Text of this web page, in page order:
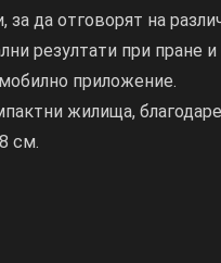
да отговорят на
резултати при пране
приложение.
жилища,
см.